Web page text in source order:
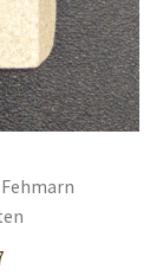
Fehmarn